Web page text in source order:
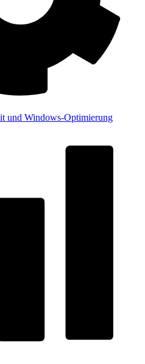
und Windows-Optimierung